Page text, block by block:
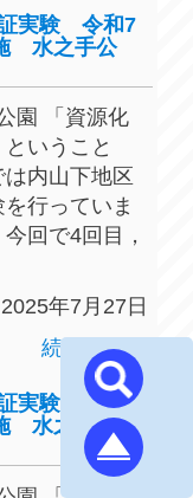
証実験 令和7
水之手公
園 「資源化
いうこと
内山下地区
行っていま
回で4回目，
年7月27日
続きを読む
証実験 令和7
水之手公